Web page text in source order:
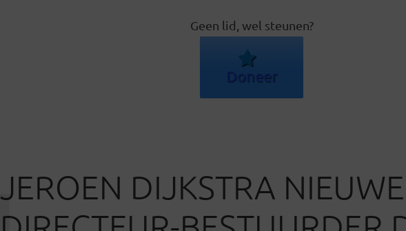
Geen lid, wel steunen?
Doneer
JEROEN DIJKSTRA NIEUWE